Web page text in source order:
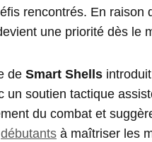
rencontrés. En raison
une priorité dès le
de Smart Shells
un soutien tactique
du combat et
débutants à maîtriser les